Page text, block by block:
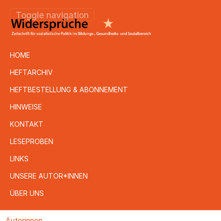
Toggle navigation
HOME
HEFTARCHIV
HEFTBESTELLUNG & ABONNEMENT
HINWEISE
KONTAKT
LESEPROBEN
LINKS
UNSERE AUTOR*INNEN
ÜBER UNS
Direkt